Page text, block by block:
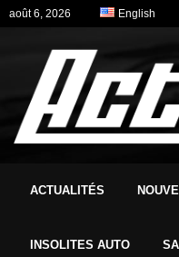
août 6, 2026 English
ACTUALITÉS
INSOLITES AUTO